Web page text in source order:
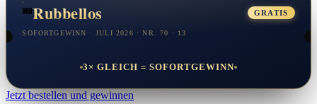
🎟️Rubbellos GRATIS
SOFORTGEWINN · JULI 2026 · NR. 70 · 13
3× GLEICH = SOFORTGEWINN
Jetzt bestellen und gewinnen